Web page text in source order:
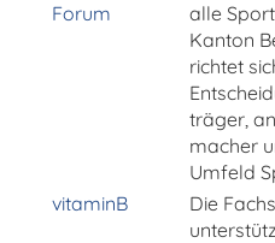
Forum
alle
Kanton
richtet
träger,
macher
Umfeld
vitaminB
Die